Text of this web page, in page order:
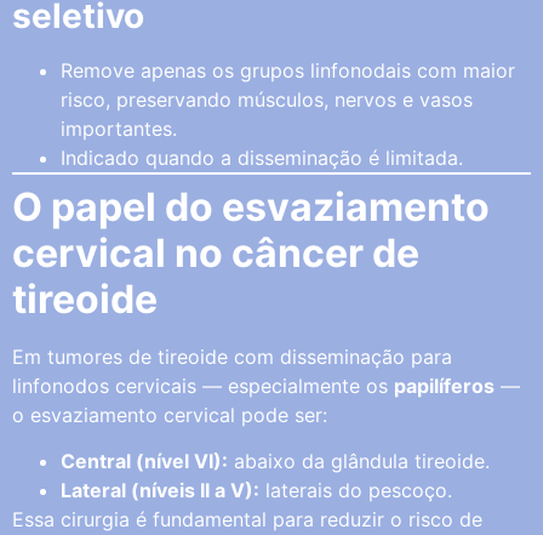
seletivo
Remove apenas os grupos linfonodais com maior
risco, preservando músculos, nervos e vasos
importantes.
Indicado quando a disseminação é limitada.
O papel do esvaziamento
cervical no câncer de
tireoide
Em tumores de tireoide com disseminação para
linfonodos cervicais — especialmente os papilíferos —
o esvaziamento cervical pode ser:
Central (nível VI): abaixo da glândula tireoide.
Lateral (níveis II a V): laterais do pescoço.
Essa cirurgia é fundamental para reduzir o risco de